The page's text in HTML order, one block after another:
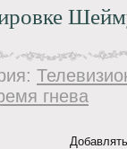
:
гнева